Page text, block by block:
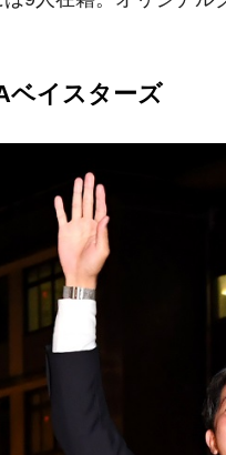
ベイスターズ